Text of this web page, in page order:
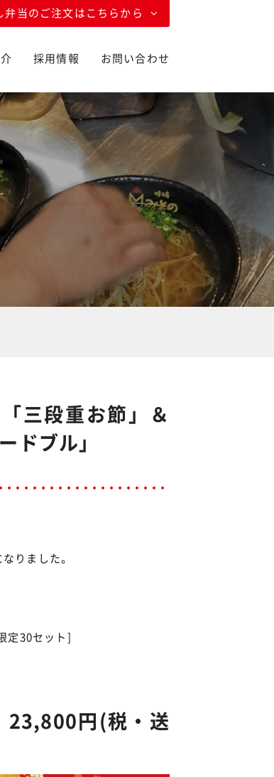
弁当のご注文はこちらから
採用情報 お問い合わせ
三段重お節」＆
ドブル」
りました。
定30セット]
23,800円(税・送